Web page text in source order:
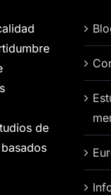
de